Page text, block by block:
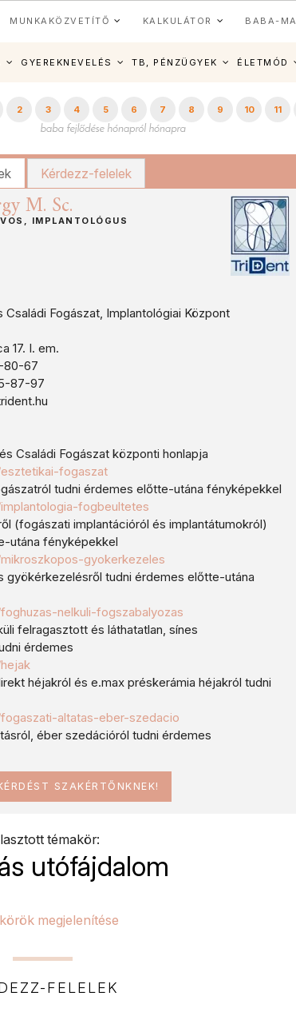
MUNKAKÖZVETÍTŐ KALKULÁTOR BABA-
GYEREKNEVELÉS TB, PÉNZÜGYEK ÉLETMÓD
2 3 4 5 6 7 8 9 10 11
Kérdezz-felelek
M. Sc.
IMPLANTOLÓGUS
Családi Fogászat, Implantológiai Központ
17. I. em.
80-67
97
Családi Fogászat központi honlapja
fogaszat
tudni érdemes előtte-utána fényképekkel
fogbeultetes
(fogászati implantációról és implantátumokról)
utána fényképekkel
gyokerkezeles
gyökérkezelésről tudni érdemes előtte-utána
nelkuli-fogszabalyozas
felragasztott és láthatatlan, sínes
érdemes
héjakról és e.max préskerámia héjakról tudni
altatas-eber-szedacio
éber szedációról tudni érdemes
SZAKÉRTŐNKNEK!
témakör:
utófájdalom
megjelenítése
FELELEK